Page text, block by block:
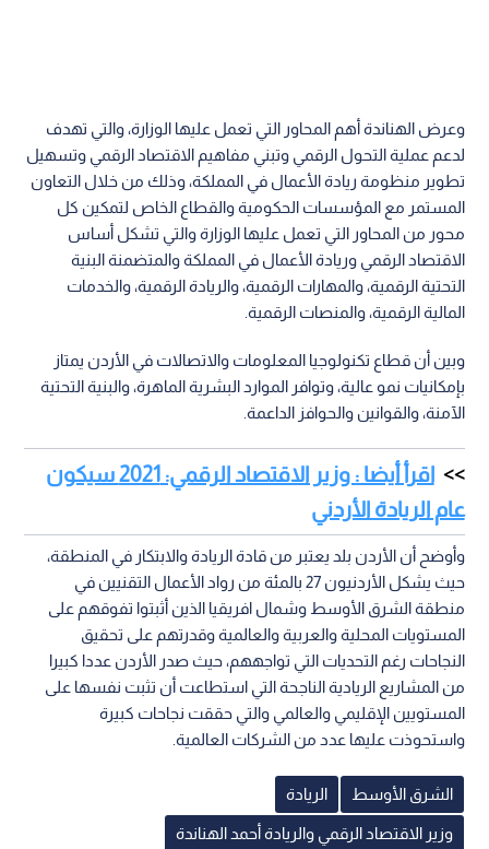
وعرض الهناندة أهم المحاور التي تعمل عليها الوزارة، والتي تهدف
لدعم عملية التحول الرقمي وتبني مفاهيم الاقتصاد الرقمي وتسهيل
تطوير منظومة ريادة الأعمال في المملكة، وذلك من خلال التعاون
المستمر مع المؤسسات الحكومية والقطاع الخاص لتمكين كل
محور من المحاور التي تعمل عليها الوزارة والتي تشكل أساس
الاقتصاد الرقمي وريادة الأعمال في المملكة والمتضمنة البنية
التحتية الرقمية، والمهارات الرقمية، والريادة الرقمية، والخدمات
المالية الرقمية، والمنصات الرقمية.
وبين أن قطاع تكنولوجيا المعلومات والاتصالات في الأردن يمتاز
بإمكانيات نمو عالية، وتوافر الموارد البشرية الماهرة، والبنية التحتية
الآمنة، والقوانين والحوافز الداعمة.
اقرأ أيضا : وزير الاقتصاد الرقمي: 2021 سيكون
عام الريادة الأردني
وأوضح أن الأردن بلد يعتبر من قادة الريادة والابتكار في المنطقة،
حيث يشكل الأردنيون 27 بالمئة من رواد الأعمال التقنيين في
منطقة الشرق الأوسط وشمال افريقيا الذين أثبتوا تفوقهم على
المستويات المحلية والعربية والعالمية وقدرتهم على تحقيق
النجاحات رغم التحديات التي تواجههم، حيث صدر الأردن عددا كبيرا
من المشاريع الريادية الناجحة التي استطاعت أن تثبت نفسها على
المستويين الإقليمي والعالمي والتي حققت نجاحات كبيرة
واستحوذت عليها عدد من الشركات العالمية.
الشرق الأوسط الريادة
وزير الاقتصاد الرقمي والريادة أحمد الهناندة